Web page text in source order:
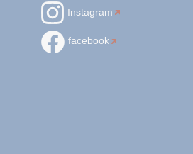
Instagram
facebook